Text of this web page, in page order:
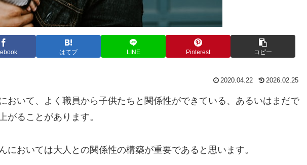
はてブ LINE Pinterest コピー
2020.04.22 2026.02.25
おいて、よく職員から子供たちと関係性ができている、あるいはまだで
がることがあります。
においては大人との関係性の構築が重要であると思います。